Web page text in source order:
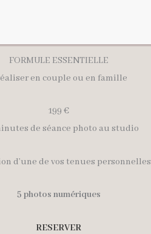
FORMULE ESSENTIELLE
en couple ou en famille
199 €
de séance photo au studio
d’une de vos tenues personnelles
5 photos numériques
RESERVER